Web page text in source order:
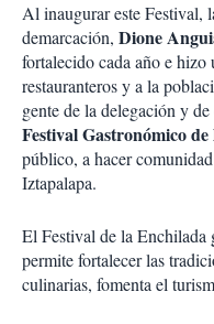
Al inaugurar este Festival,
demarcación, Dione
fortalecido cada año e
restauranteros y a la
gente de la delegación y
Festival Gastronómico
público, a hacer
Iztapalapa.
El Festival de la Enchilada
permite fortalecer las
culinarias, fomenta el